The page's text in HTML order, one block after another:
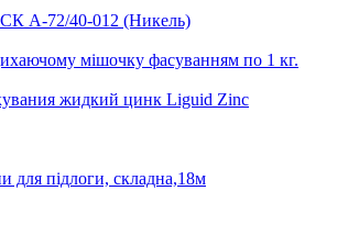
A-72/40-012 (Никель)
мішочку фасуванням по 1 кг.
жидкий цинк Liguid Zinc
для підлоги, складна,18м